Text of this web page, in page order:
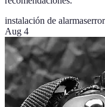
instalación de alarmas
Aug 4